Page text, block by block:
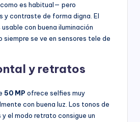
es habitual— pero
y contraste de forma digna. El
con buena iluminación
siempre se ve en sensores tele de
y retratos
50 MP ofrece selfies muy
con buena luz. Los tonos de
y el modo retrato consigue un